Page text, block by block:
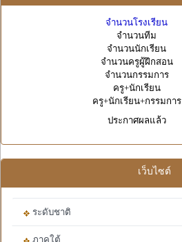
จำนวนโรงเรียน
จำนวนทีม
จำนวนนักเรียน
จำนวนครูผู้ฝึกสอน
จำนวนกรรมการ
ครู+นักเรียน
ครู+นักเรียน+กรรมการ
ประกาศผลแล้ว
เว็บไซต์
ระดับชาติ
ภาคใต้